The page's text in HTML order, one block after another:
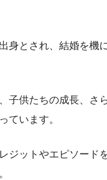
身とされ、結婚を機
子供たちの成長、さ
ています。
ジットやエピソード